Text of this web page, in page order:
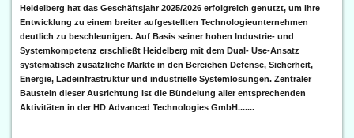
Heidelberg hat das Geschäftsjahr 2025/2026 erfolgreich genutzt, um ihre
Entwicklung zu einem breiter aufgestellten Technologieunternehmen
deutlich zu beschleunigen. Auf Basis seiner hohen Industrie- und
Systemkompetenz erschließt Heidelberg mit dem Dual- Use-Ansatz
systematisch zusätzliche Märkte in den Bereichen Defense, Sicherheit,
Energie, Ladeinfrastruktur und industrielle Systemlösungen. Zentraler
Baustein dieser Ausrichtung ist die Bündelung aller entsprechenden
Aktivitäten in der HD Advanced Technologies GmbH.......